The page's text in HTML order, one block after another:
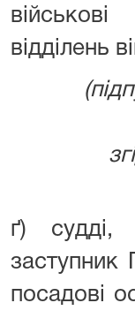
відділень
ґ) судді,
заступник
посадові